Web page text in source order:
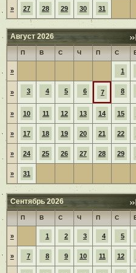
» 27 28 29 30 31
Август 2026
П В С Ч П С
» 1
» 3 4 5 6 7 8
» 10 11 12 13 14 15
» 17 18 19 20 21 22
» 24 25 26 27 28 29
» 31
Сентябрь 2026
П В С Ч П С
» 1 2 3 4 5
» 7 8 9 10 11 12